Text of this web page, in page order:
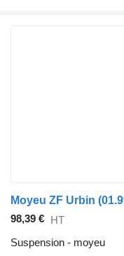
98,39 € HT
Suspension - moyeu